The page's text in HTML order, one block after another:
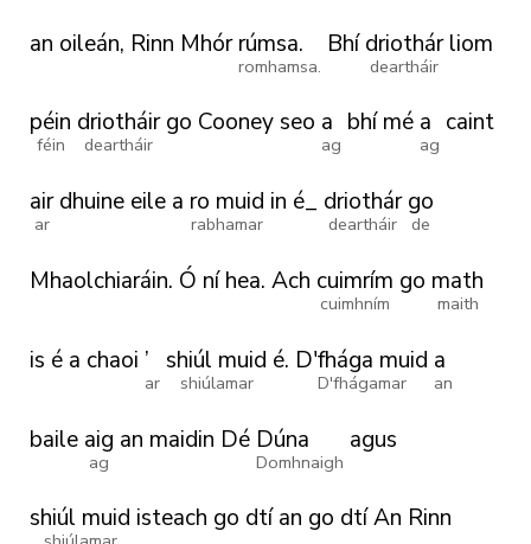
an oileán, Rinn Mhór rúmsa.
romhamsa.
Bhí driothár
deartháir
liom
péin
féin
driotháir
deartháir
go Cooneyseo a
ag
bhí mé a
ag
caint
air
ar
dhuine eile a ro muid
rabhamar
in é_ driothár
deartháir
go
de
Mhaolchiaráin. Ó ní hea. Ach cuimrím
cuimhním
go math
maith
is é a chaoi ’
ar
shiúl muid
shiúlamar
é. D'fhága muid
D'fhágamar
a
an
baile aig
ag
an maidin Dé Dúna
Domhnaigh
agus
shiúl muid isteach go dtí an go dtíAn Rinn